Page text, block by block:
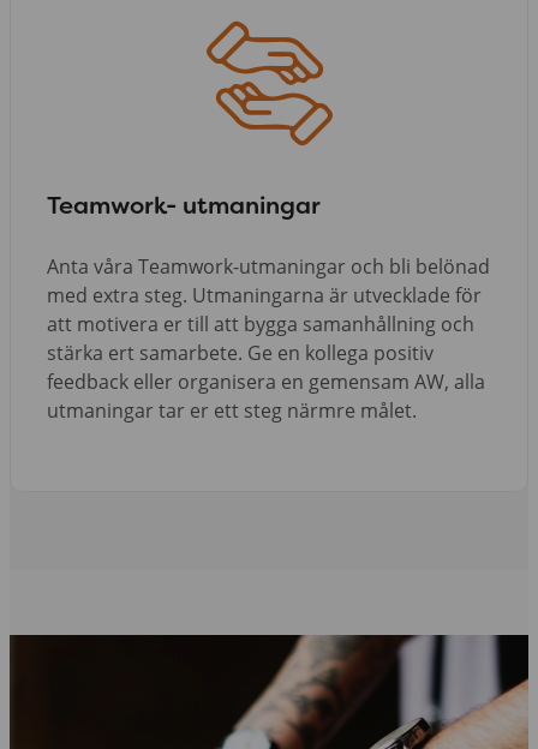
Teamwork- utmaningar
Anta våra Teamwork-utmaningar och bli belönad
med extra steg. Utmaningarna är utvecklade för
att motivera er till att bygga samanhållning och
stärka ert samarbete. Ge en kollega positiv
feedback eller organisera en gemensam AW, alla
utmaningar tar er ett steg närmre målet.